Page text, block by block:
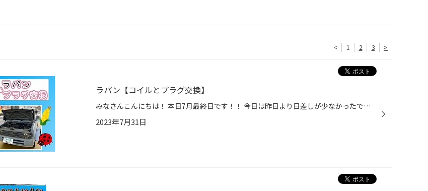
< 1 2 3 >
ラパン【コイルとプラグ交換】
みなさんこんにちは！ 本日7月最終日です！！ 今日は昨日より日差しが少なかったですが 変わらず暑い1日でした( ´∀｀) 本日ご紹介するのはこちら。 ラパン イグニッションコイル＆スパークプラグ交換 になります。 可愛らしいクルマでしたので見出し写真も可愛くしてみました。 それはともかく、こ...
2023年7月31日